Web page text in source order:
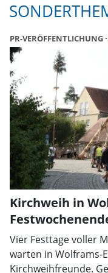
PR-VERÖFFENTLICHUNG
Kirchweih in
Vier Festtage voller
warten in Wolframs-
Kirchweihfreunde.